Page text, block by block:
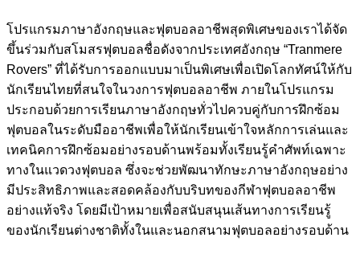
โปรแกรมภาษาอังกฤษและฟุตบอลอาชีพสุดพิเศษของเราได้จัด
ขึ้นร่วมกับสโมสรฟุตบอลชื่อดังจากประเทศอังกฤษ “Tranmere
Rovers” ที่ได้รับการออกแบบมาเป็นพิเศษเพื่อเปิดโลกทัศน์ให้กับ
นักเรียนไทยที่สนใจในวงการฟุตบอลอาชีพ ภายในโปรแกรม
ประกอบด้วยการเรียนภาษาอังกฤษทั่วไปควบคู่กับการฝึกซ้อม
ฟุตบอลในระดับมืออาชีพเพื่อให้นักเรียนเข้าใจหลักการเล่นและ
เทคนิคการฝึกซ้อมอย่างรอบด้านพร้อมทั้งเรียนรู้คำศัพท์เฉพาะ
ทางในแวดวงฟุตบอล ซึ่งจะช่วยพัฒนาทักษะภาษาอังกฤษอย่าง
มีประสิทธิภาพและสอดคล้องกับบริบทของกีฬาฟุตบอลอาชีพ
อย่างแท้จริง โดยมีเป้าหมายเพื่อสนับสนุนเส้นทางการเรียนรู้
ของนักเรียนต่างชาติทั้งในและนอกสนามฟุตบอลอย่างรอบด้าน